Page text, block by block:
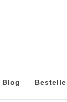
Blog